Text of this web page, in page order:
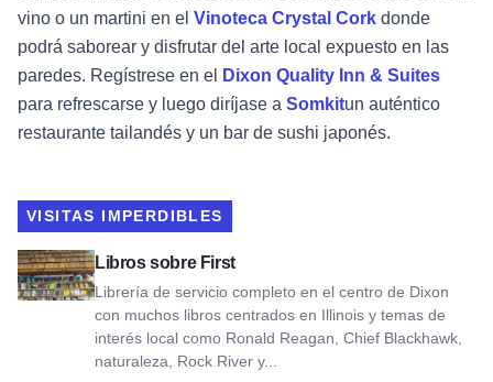
vino o un martini en el Vinoteca Crystal Cork donde
podrá saborear y disfrutar del arte local expuesto en las
paredes. Regístrese en el
Dixon Quality Inn & Suites
para refrescarse y luego diríjase a Somkitun auténtico
restaurante tailandés y un bar de sushi japonés.
VISITAS IMPERDIBLES
Libros sobre First
Librería de servicio completo en el centro de Dixon
con muchos libros centrados en Illinois y temas de
interés local como Ronald Reagan, Chief Blackhawk,
naturaleza, Rock River y...
Ver libros en First